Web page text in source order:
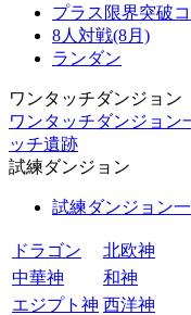
プラス限界突破
8人対戦(8月)
ランダン
ワンタッチダンジョン
ワンタッチダンジョン
ッチ遺跡
試練ダンジョン
試練ダンジョン
ドラゴン
北欧神
中華神
和神
エジプト神 西洋神